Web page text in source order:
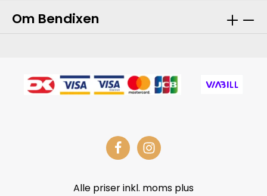
Om Bendixen
Alle priser inkl. moms plus